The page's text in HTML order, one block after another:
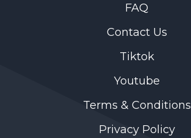
FAQ
Contact Us
Tiktok
Youtube
Terms & Conditions
Privacy Policy